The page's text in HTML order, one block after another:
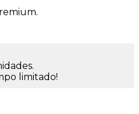
limitado!
com Rolha quantidade